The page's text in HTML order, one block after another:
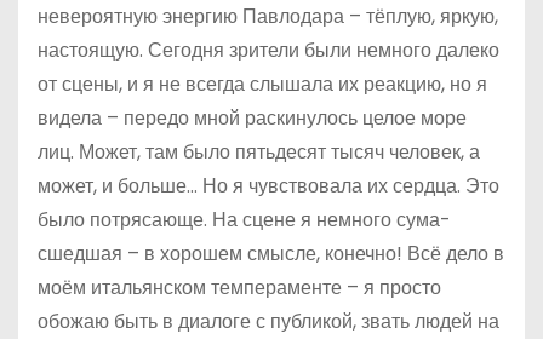
невероятную энергию Павлодара – тёплую, яркую,
настоящую. Сегодня зрители были немного далеко
от сцены, и я не всегда слышала их реакцию, но я
видела – передо мной раскинулось целое море
лиц. Может, там было пятьдесят тысяч человек, а
может, и больше… Но я чувствовала их сердца. Это
было потрясающе. На сцене я немного сума­
сшедшая – в хорошем смысле, конечно! Всё дело в
моём итальянском темпераменте – я просто
обожаю быть в диалоге с публикой, звать людей на